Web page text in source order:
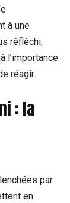
à une
réfléchi,
l’importance
réagir.
: la
par
en